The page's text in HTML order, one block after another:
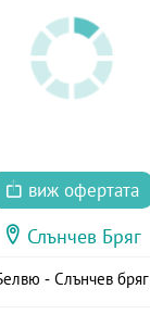
виж офертата
Слънчев Бряг
- Слънчев бряг